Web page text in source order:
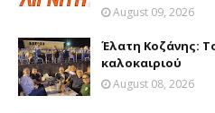
August 09, 2026
Έλατη Κοζάνης:
καλοκαιριού
August 08, 2026